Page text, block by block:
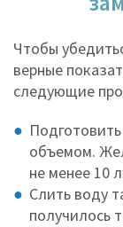
Чтобы
верные
следующие
объемом.
не менее 10
Слить воду
получилось